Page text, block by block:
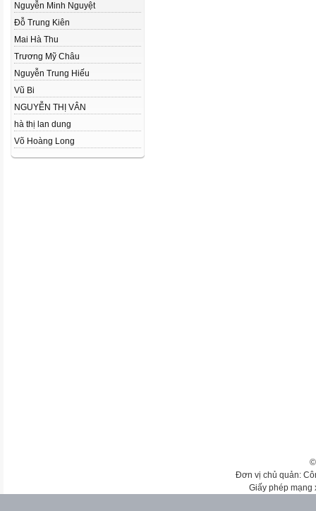
Nguyễn Minh Nguyệt
Đỗ Trung Kiên
Mai Hà Thu
Trương Mỹ Châu
Nguyễn Trung Hiếu
Vũ Bi
NGUYỄN THỊ VÂN
hà thị lan dung
Võ Hoàng Long
Đơn vị chủ quản:
Giấy phép mạng